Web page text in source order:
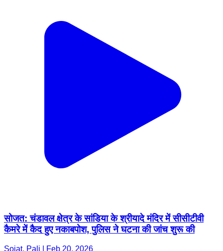
सोजत: चंडावल क्षेत्र के सांडिया के श्रीयादे मंदिर में सीसीटीवी
कैमरे में कैद हुए नकाबपोश, पुलिस ने घटना की जांच शुरू की
Sojat, Pali | Feb 20, 2026